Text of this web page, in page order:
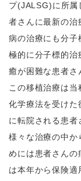
プ(JALSG)に所属
者さんに最新の治
病の治療にも分子
極的に分子標的治
癒が困難な患者さ
この移植治療は
化学療法を受けた
に転院される患
様々な治療の中か
めには患者さんの
は本年から保険